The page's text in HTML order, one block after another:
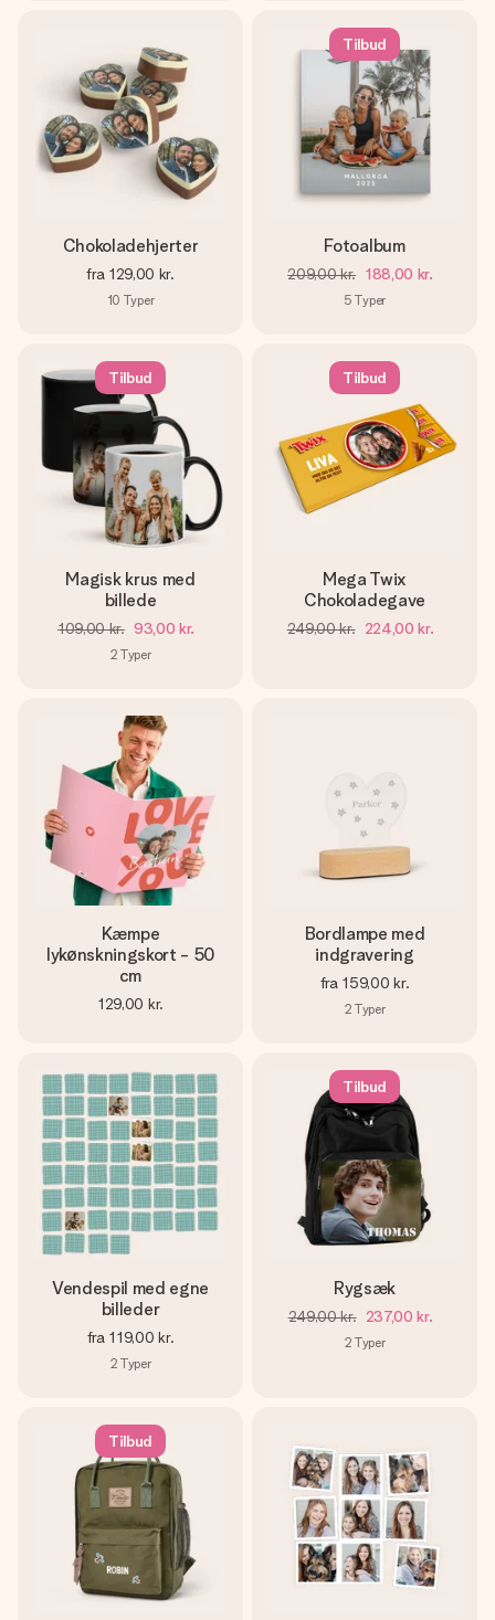
Chokoladehjerter
fra 129,00 kr.
10 Typer
Tilbud
Fotoalbum
209,00 kr. 188,00 kr.
5 Typer
Tilbud
Magisk krus med
billede
109,00 kr. 93,00 kr.
2 Typer
Tilbud
Mega Twix
Chokoladegave
249,00 kr. 224,00 kr.
Kæmpe
lykønskningskort - 50
cm
129,00 kr.
Bordlampe med
indgravering
fra 159,00 kr.
2 Typer
Vendespil med egne
billeder
fra 119,00 kr.
2 Typer
Tilbud
Rygsæk
249,00 kr. 237,00 kr.
2 Typer
Tilbud